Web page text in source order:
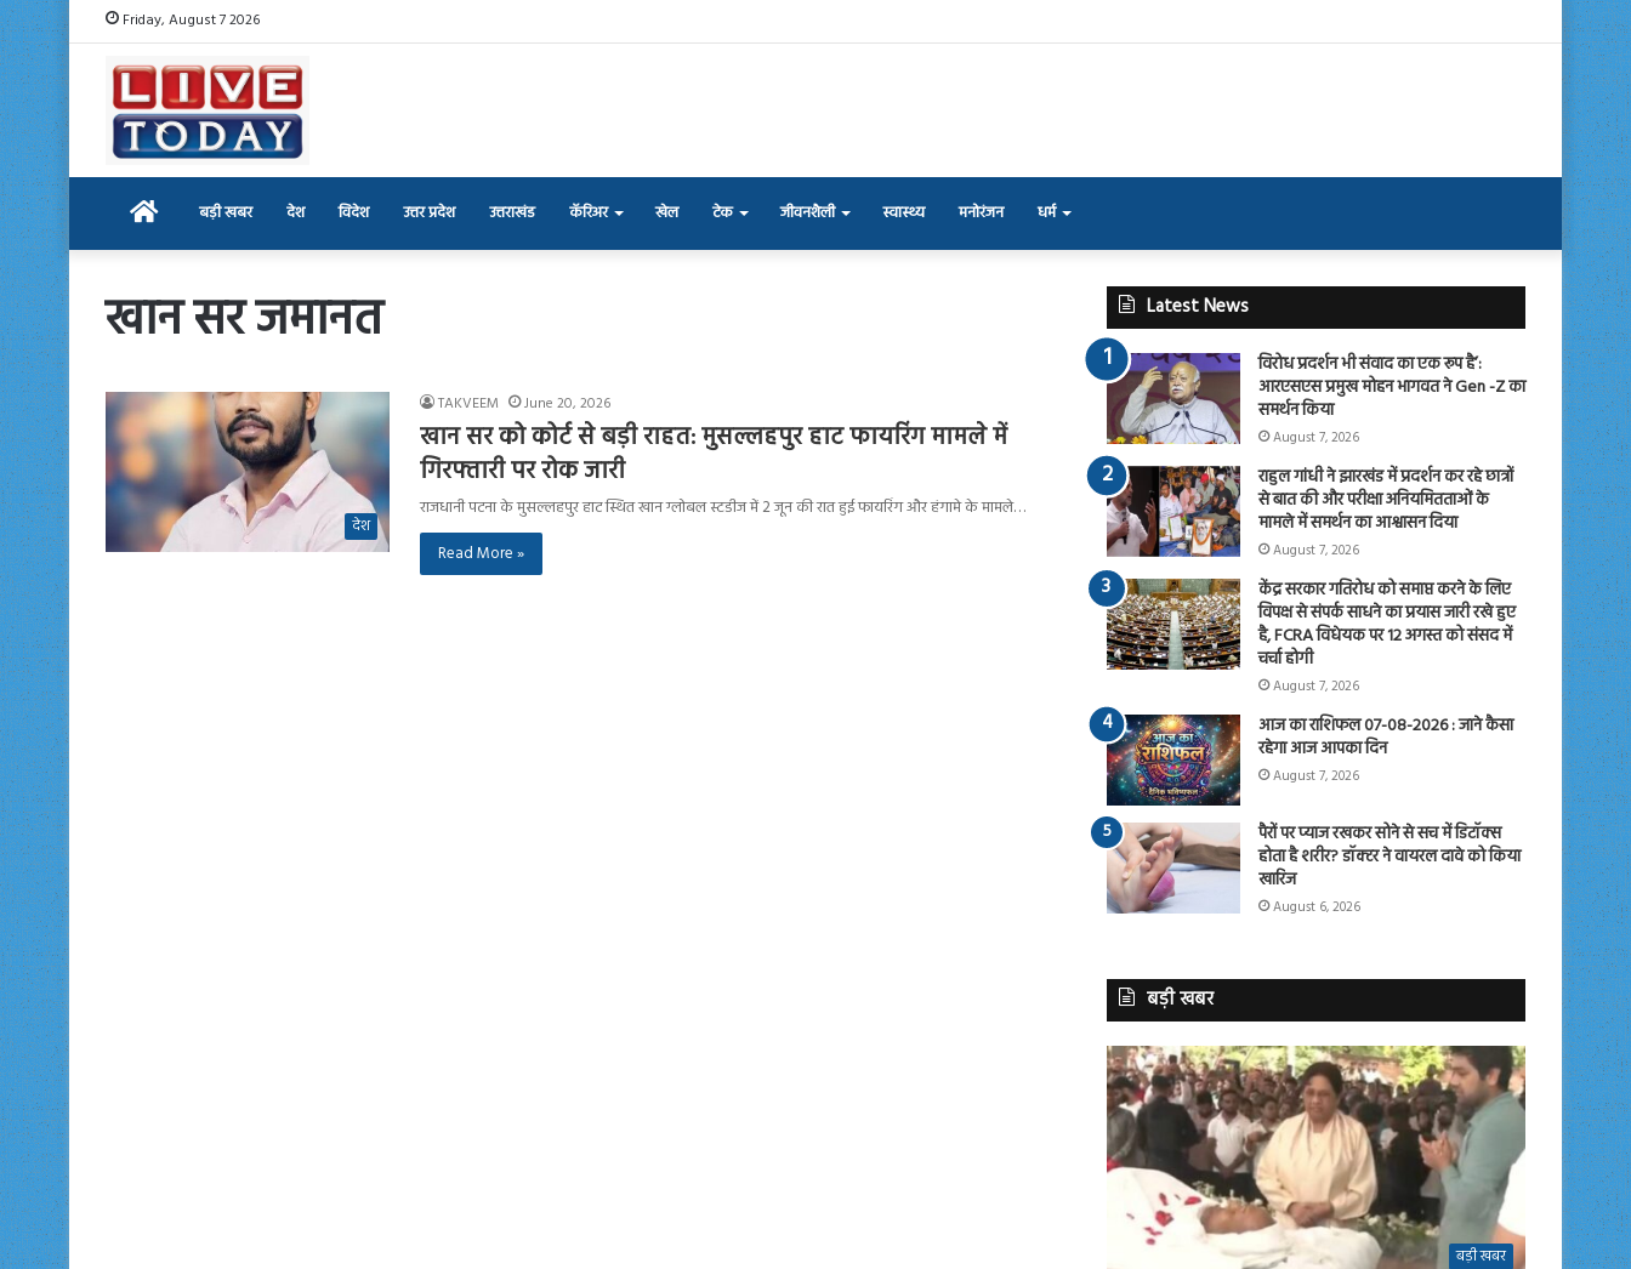
Friday, August 7 2026
Home बड़ी खबर देश विदेश उत्तर प्रदेश उत्तराखंड कॅरिअर खेल टेक जीवनशैली स्वास्थ्य मनोरंजन धर्म
खान सर जमानत
देश
TAKVEEM June 20, 2026
खान सर को कोर्ट से बड़ी राहत: मुसल्लहपुर हाट फायरिंग मामले में
गिरफ्तारी पर रोक जारी
राजधानी पटना के मुसल्लहपुर हाट स्थित खान ग्लोबल स्टडीज में 2 जून की रात हुई फायरिंग और हंगामे के मामले…
Read More »
Latest News
विरोध प्रदर्शन भी संवाद का एक रूप है’:
आरएसएस प्रमुख मोहन भागवत ने Gen -Z का
समर्थन किया
August 7, 2026
राहुल गांधी ने झारखंड में प्रदर्शन कर रहे छात्रों
से बात की और परीक्षा अनियमितताओं के
मामले में समर्थन का आश्वासन दिया
August 7, 2026
केंद्र सरकार गतिरोध को समाप्त करने के लिए
विपक्ष से संपर्क साधने का प्रयास जारी रखे हुए
है, FCRA विधेयक पर 12 अगस्त को संसद में
चर्चा होगी
August 7, 2026
आज का राशिफल 07-08-2026 : जाने कैसा
रहेगा आज आपका दिन
August 7, 2026
पैरों पर प्याज रखकर सोने से सच में डिटॉक्स
होता है शरीर? डॉक्टर ने वायरल दावे को किया
खारिज
August 6, 2026
बड़ी खबर
बड़ी खबर